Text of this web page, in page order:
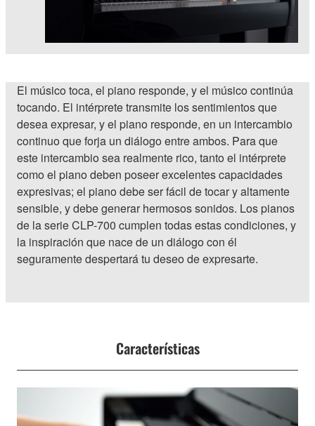
El músico toca, el piano responde, y el músico continúa
tocando. El intérprete transmite los sentimientos que
desea expresar, y el piano responde, en un intercambio
continuo que forja un diálogo entre ambos. Para que
este intercambio sea realmente rico, tanto el intérprete
como el piano deben poseer excelentes capacidades
expresivas; el piano debe ser fácil de tocar y altamente
sensible, y debe generar hermosos sonidos. Los pianos
de la serie CLP-700 cumplen todas estas condiciones, y
la inspiración que nace de un diálogo con él
seguramente despertará tu deseo de expresarte.
Características